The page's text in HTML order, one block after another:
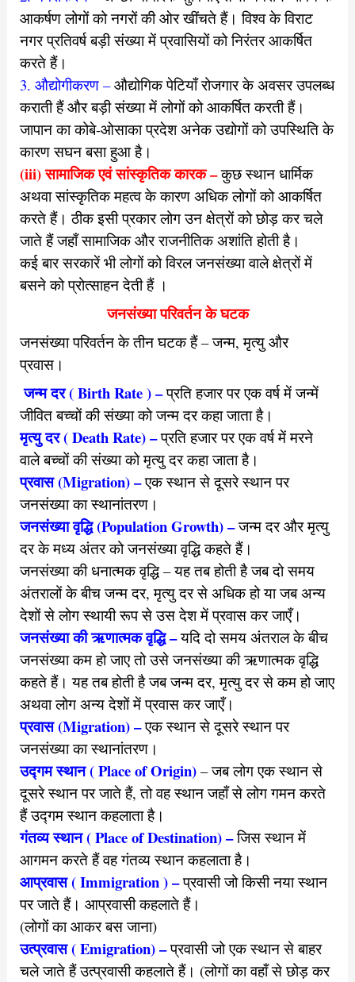
आकर्षण लोगोंको नगरों की ओर खींचते हैं। विश्व के विराट
नगर प्रतिवर्ष बड़ी संख्या में प्रवासियों को निरंतर आकर्षित
करते हैं।
3. औद्योगीकरण –औद्योगिक पेटियाँ रोजगार के अवसर उपलब्ध
कराती हैं औरबड़ी संख्या में लोगों को आकर्षित करती हैं।
जापान का कोबे-ओसाका प्रदेशअनेक उद्योगों को उपस्थिति के
कारण सघन बसा हुआ है।
(iii) सामाजिक एवं सांस्कृतिक कारक – कुछ स्थान धार्मिक
अथवा सांस्कृतिक महत्व के कारण अधिक लोगों को आकर्षित
करते हैं। ठीक इसी प्रकार लोग उन क्षेत्रों को छोड़ कर चले
जाते हैं जहाँ सामाजिक और राजनीतिक अशांति होती है।
कई बार सरकारें भी लोगों को विरल जनसंख्या वाले क्षेत्रों में
बसने को प्रोत्साहन देती हैं ।
जनसंख्या परिवर्तन के घटक
जनसंख्या परिवर्तन के तीन घटक हैं – जन्म, मृत्यु और
प्रवास।
जन्म दर ( Birth Rate ) – प्रति हजार पर एक वर्ष में जन्में
जीवित बच्चों की संख्या को जन्म दर कहा जाता है।
मृत्यु दर ( Death Rate) –प्रति हजार पर एक वर्ष में मरने
वाले बच्चों की संख्याको मृत्यु दर कहा जाता है।
प्रवास (Migration) – एक स्थान से दूसरे स्थान पर
जनसंख्या का स्थानांतरण।
जनसंख्या वृद्धि (Population Growth) – जन्म दर और मृत्यु
दर के मध्य अंतर को जनसंख्या वृद्धि कहते हैं।
जनसंख्या की धनात्मक वृद्धि – यह तब होती है जब दो समय
अंतरालों के बीच जन्म दर, मृत्यु दर से अधिक हो या जब अन्य
देशों से लोग स्थायी रूप से उस देश में प्रवास कर जाएँ।
जनसंख्या की ऋणात्मक वृद्धि –यदि दो समय अंतराल के बीच
जनसंख्या कम हो जाए तो उसे जनसंख्या की ऋणात्मक वृद्धि
कहते हैं। यह तब होती है जब जन्म दर, मृत्यु दर से कम हो जाए
अथवा लोग अन्य देशों में प्रवास कर जाएँ।
प्रवास (Migration) –एक स्थान से दूसरे स्थान पर
जनसंख्या का स्थानांतरण।
उद्गम स्थान ( Place of Origin) – जब लोग एक स्थान से
दूसरे स्थान पर जाते हैं, तो वह स्थान जहाँ से लोग गमन करते
हैं उद्गम स्थान कहलाता है।
गंतव्य स्थान ( Place of Destination) –जिस स्थान में
आगमन करते हैं वह गंतव्य स्थान कहलाता है।
आप्रवास ( Immigration ) –प्रवासी जो किसी नया स्थान
पर जाते हैं। आप्रवासी कहलाते हैं।
(लोगों का आकर बस जाना)
उत्प्रवास ( Emigration) –प्रवासी जो एक स्थान से बाहर
चले जाते हैं उत्प्रवासी कहलाते हैं। (लोगों का वहाँ से छोड़ कर